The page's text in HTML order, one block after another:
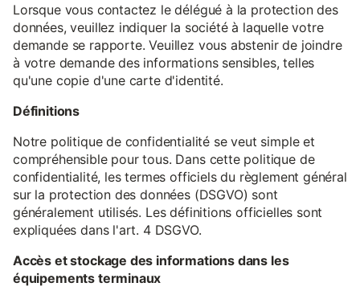
Lorsque vous contactez le délégué à la protection des
données, veuillez indiquer la société à laquelle votre
demande se rapporte. Veuillez vous abstenir de joindre
à votre demande des informations sensibles, telles
qu'une copie d'une carte d'identité.
Définitions
Notre politique de confidentialité se veut simple et
compréhensible pour tous. Dans cette politique de
confidentialité, les termes officiels du règlement général
sur la protection des données (DSGVO) sont
généralement utilisés. Les définitions officielles sont
expliquées dans l'art. 4 DSGVO.
Accès et stockage des informations dans les
équipements terminaux